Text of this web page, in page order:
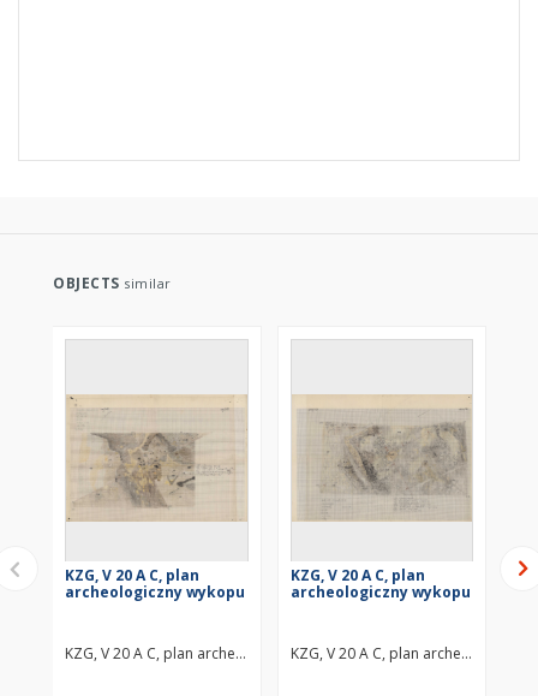
OBJECTS similar
KZG, V 20 A C, plan
archeologiczny wykopu
KZG, V 20 A C, plan archeologiczny wykopu średniowiecze wczesne
KZG, V 20 A C, plan
archeologiczny wykopu
KZG, V 20 A C, plan